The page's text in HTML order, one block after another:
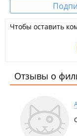
Чтобы оставить
Отзывы о